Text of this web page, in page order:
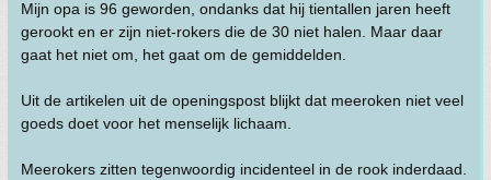
Mijn opa is 96 geworden, ondanks dat hij tientallen jaren heeft
gerookt en er zijn niet-rokers die de 30 niet halen. Maar daar
gaat het niet om, het gaat om de gemiddelden.
Uit de artikelen uit de openingspost blijkt dat meeroken niet veel
goeds doet voor het menselijk lichaam.
Meerokers zitten tegenwoordig incidenteel in de rook inderdaad.